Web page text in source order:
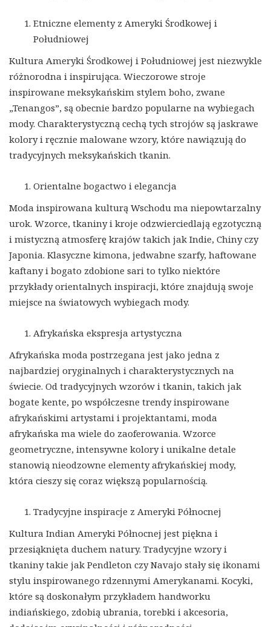
Etniczne elementy z Ameryki Środkowej i
Południowej
Kultura Ameryki Środkowej i Południowej jest niezwykle
różnorodna i inspirująca. Wieczorowe stroje
inspirowane meksykańskim stylem boho, zwane
„Tenangos”, są obecnie bardzo popularne na wybiegach
mody. Charakterystyczną cechą tych strojów są jaskrawe
kolory i ręcznie malowane wzory, które nawiązują do
tradycyjnych meksykańskich tkanin.
Orientalne bogactwo i elegancja
Moda inspirowana kulturą Wschodu ma niepowtarzalny
urok. Wzorce, tkaniny i kroje odzwierciedlają egzotyczną
i mistyczną atmosferę krajów takich jak Indie, Chiny czy
Japonia. Klasyczne kimona, jedwabne szarfy, haftowane
kaftany i bogato zdobione sari to tylko niektóre
przykłady orientalnych inspiracji, które znajdują swoje
miejsce na światowych wybiegach mody.
Afrykańska ekspresja artystyczna
Afrykańska moda postrzegana jest jako jedna z
najbardziej oryginalnych i charakterystycznych na
świecie. Od tradycyjnych wzorów i tkanin, takich jak
bogate kente, po współczesne trendy inspirowane
afrykańskimi artystami i projektantami, moda
afrykańska ma wiele do zaoferowania. Wzorce
geometryczne, intensywne kolory i unikalne detale
stanowią nieodzowne elementy afrykańskiej mody,
która cieszy się coraz większą popularnością.
Tradycyjne inspiracje z Ameryki Północnej
Kultura Indian Ameryki Północnej jest piękna i
przesiąknięta duchem natury. Tradycyjne wzory i
tkaniny takie jak Pendleton czy Navajo stały się ikonami
stylu inspirowanego rdzennymi Amerykanami. Kocyki,
które są doskonałym przykładem handworku
indiańskiego, zdobią ubrania, torebki i akcesoria,